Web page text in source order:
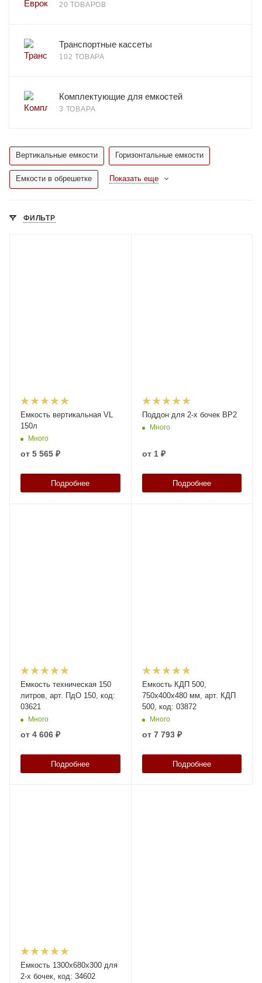
20 ТОВАРОВ
Транспортные кассеты
102 ТОВАРА
Комплектующие для емкостей
3 ТОВАРА
Вертикальные емкости Горизонтальные емкости
Емкости в обрешетке Показать еще
ФИЛЬТР
Емкость вертикальная VL
150л
Много
от 5 565 ₽
Подробнее
Поддон для 2-х бочек BP2
Много
от 1 ₽
Подробнее
Емкость техническая 150
литров, арт. ПдО 150, код:
03621
Много
от 4 606 ₽
Подробнее
Емкость КДП 500,
750х400х480 мм, арт. КДП
500, код: 03872
Много
от 7 793 ₽
Подробнее
Емкость 1300х680х300 для
2-х бочек, код: 34602